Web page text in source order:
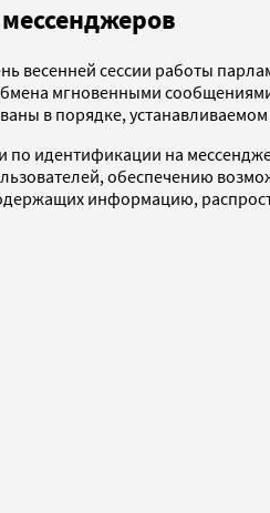
весенней сессии работы
мгновенными
в порядке, устанавливаемом
по идентификации на
обеспечению
информацию,